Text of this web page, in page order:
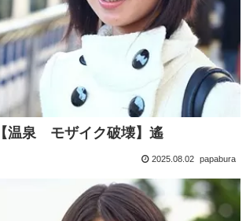
【温泉 モザイク破壊】遙
2025.08.02 papabura